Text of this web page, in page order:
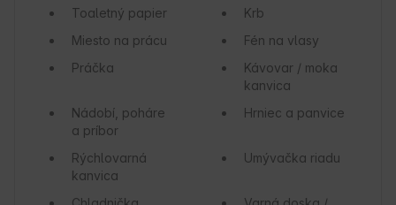
Toaletný papier
Krb
Miesto na prácu
Fén na vlasy
Práčka
Kávovar / moka
kanvica
Nádobí, poháre
a príbor
Hrniec a panvice
Rýchlovarná
kanvica
Umývačka riadu